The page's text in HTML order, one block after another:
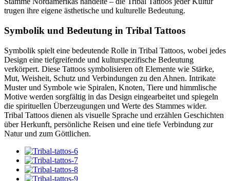
trugen ihre eigene ästhetische und kulturelle Bedeutung.
Symbolik und Bedeutung in Tribal Tattoos
Symbolik spielt eine bedeutende Rolle in Tribal Tattoos, wobei jedes
Design eine tiefgreifende und kulturspezifische Bedeutung
verkörpert. Diese Tattoos symbolisieren oft Elemente wie Stärke,
Mut, Weisheit, Schutz und Verbindungen zu den Ahnen. Intrikate
Muster und Symbole wie Spiralen, Knoten, Tiere und himmlische
Motive werden sorgfältig in das Design eingearbeitet und spiegeln
die spirituellen Überzeugungen und Werte des Stammes wider.
Tribal Tattoos dienen als visuelle Sprache und erzählen Geschichten
über Herkunft, persönliche Reisen und eine tiefe Verbindung zur
Natur und zum Göttlichen.